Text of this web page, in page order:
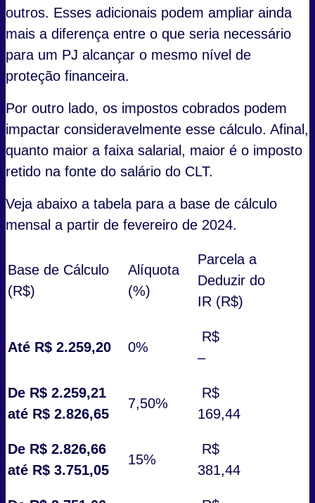
outros. Esses adicionais podem ampliar ainda
mais a diferença entre o que seria necessário
para um PJ alcançar o mesmo nível de
proteção financeira.
Por outro lado, os impostos cobrados podem
impactar consideravelmente esse cálculo. Afinal,
quanto maior a faixa salarial, maior é o imposto
retido na fonte do salário do CLT.
Veja abaixo a tabela para a base de cálculo
mensal a partir de fevereiro de 2024.
Base de Cálculo
(R$)
Alíquota
(%)
Parcela a
Deduzir do
IR (R$)
Até R$ 2.259,20 0%
R$
–
De R$ 2.259,21
até R$ 2.826,65
7,50%
R$
169,44
De R$ 2.826,66
até R$ 3.751,05
15%
R$
381,44